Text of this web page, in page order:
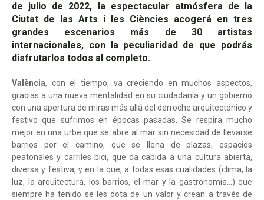
de julio de 2022, la espectacular atmósfera de la
Ciutat de las Arts i les Ciències acogerá en tres
grandes escenarios más de 30 artistas
internacionales, con la peculiaridad de que podrás
disfrutarlos todos al completo.
València, con el tiempo, va creciendo en muchos aspectos,
gracias a una nueva mentalidad en su ciudadanía y un gobierno
con una apertura de miras más allá del derroche arquitectónico y
festivo que sufrimos en épocas pasadas. Se respira mucho
mejor en una urbe que se abre al mar sin necesidad de llevarse
barrios por el camino, que se llena de plazas, espacios
peatonales y carriles bici, que da cabida a una cultura abierta,
diversa y festiva, y en la que, a todas esas cualidades (clima, la
luz, la arquitectura, los barrios, el mar y la gastronomía…) que
siempre ha tenido se les dota de un valor y crean a través de